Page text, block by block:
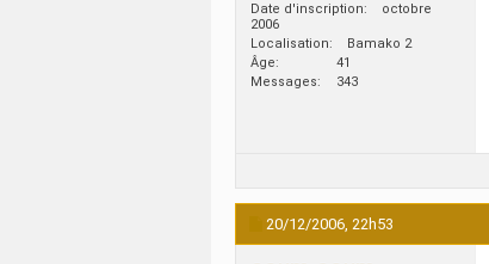
Date d'inscription
octobre
2006
Localisation
Bamako 2
Âge
41
Messages
343
20/12/2006, 22h53